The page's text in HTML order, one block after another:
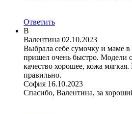
Ответить
В
Валентина 02.10.2023
Выбрала себе сумочку и маме в
пришел очень быстро. Модели
качество хорошее, кожа мягкая.
правильно.
София 16.10.2023
Спасибо, Валентина, за